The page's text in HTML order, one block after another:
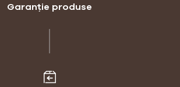
Garanție produse